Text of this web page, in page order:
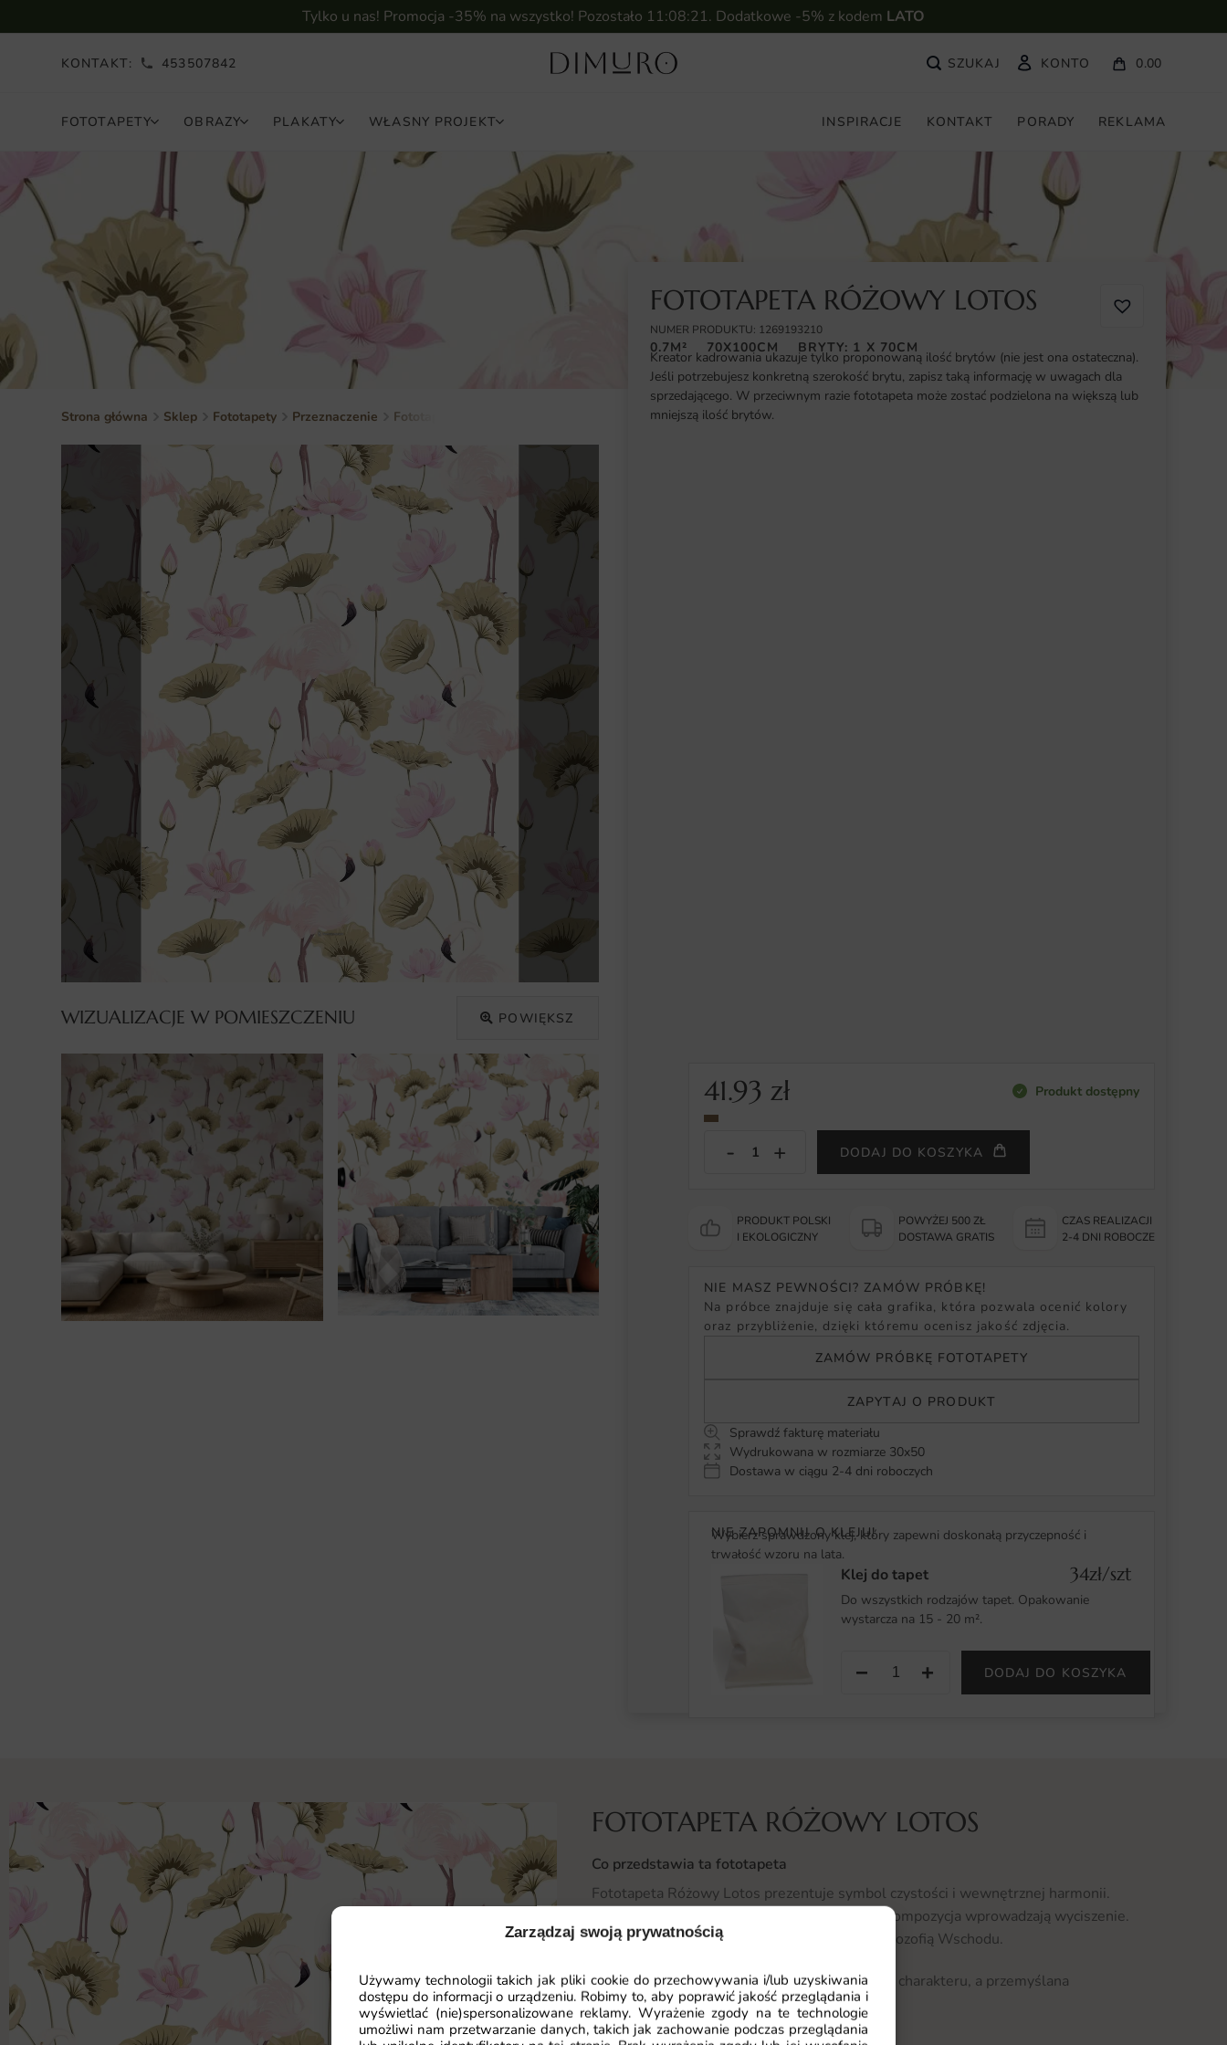
Zarządzaj swoją prywatnością
Używamy technologii takich jak pliki cookie do przechowywania i/lub uzyskiwania
dostępu do informacji o urządzeniu. Robimy to, aby poprawić jakość przeglądania i
wyświetlać (nie)spersonalizowane reklamy. Wyrażenie zgody na te technologie
umożliwi nam przetwarzanie danych, takich jak zachowanie podczas przeglądania
Tylko u nas! Promocja -35% na wszystko! Pozostało 11:08:20. Dodatkowe -5% z kodem LATO
KONTAKT: 453507842 KONTO 0.00
FOTOTAPETY OBRAZY PLAKATY WŁASNY PROJEKT INSPIRACJE KONTAKT PORADY REKLAMA
Strona główna Sklep Fototapety Przeznaczenie Fototapety do salonu Fototapeta Różowy Lotos
WIZUALIZACJE W POMIESZCZENIU POWIĘKSZ
FOTOTAPETA RÓŻOWY LOTOS
NUMER PRODUKTU: 1269193210
0.7M² 70X100CM BRYTY: 1 X 70CM
Kreator kadrowania ukazuje tylko proponowaną ilość brytów (nie jest ona ostateczna).
Jeśli potrzebujesz konkretną szerokość brytu, zapisz taką informację w uwagach dla
sprzedającego. W przeciwnym razie fototapeta może zostać podzielona na większą lub
mniejszą ilość brytów.
41.93zł Produkt dostępny
DODAJ DO KOSZYKA
PRODUKT POLSKI
I EKOLOGICZNY
POWYŻEJ 500 ZŁ
DOSTAWA GRATIS
CZAS REALIZACJI
2-4 DNI ROBOCZE
NIE MASZ PEWNOŚCI? ZAMÓW PRÓBKĘ!
Na próbce znajduje się cała grafika, która pozwala ocenić kolory
oraz przybliżenie, dzięki któremu ocenisz jakość zdjęcia.
ZAMÓW PRÓBKĘ FOTOTAPETY
ZAPYTAJ O PRODUKT
Sprawdź fakturę materiału
Wydrukowana w rozmiarze 30x50
Dostawa w ciągu 2-4 dni roboczych
NIE ZAPOMNIJ O KLEJU!
Wybierz sprawdzony klej, który zapewni doskonałą przyczepność i
trwałość wzoru na lata.
Klej do tapet 34zł/szt
Do wszystkich rodzajów tapet. Opakowanie
wystarcza na 15 - 20 m².
− + DODAJ DO KOSZYKA
FOTOTAPETA RÓŻOWY LOTOS
Co przedstawia ta fototapeta
Fototapeta Różowy Lotos prezentuje symbol czystości i wewnętrznej harmonii.
Delikatne płatki kwiatu lotosu i medytacyjna kompozycja wprowadzają wyciszenie.
To motyw idealny dla wnętrz inspirowanych filozofią Wschodu.
Motyw ten dodaje przestrzeni indywidualnego charakteru, a przemyślana
kompozycja współgra z otoczeniem.